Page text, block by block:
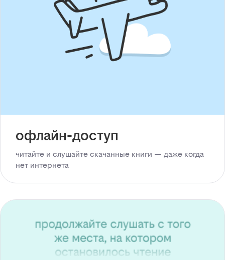
офлайн-доступ
читайте и слушайте скачанные книги — даже когда
нет интернета